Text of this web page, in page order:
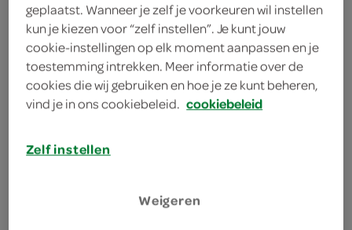
verwerkt in de winkelmand.
geplaatst. Wanneer je zelf je voorkeuren wil instellen
kun je kiezen voor “zelf instellen”. Je kunt jouw
cookie-instellingen op elk moment aanpassen en je
toestemming intrekken. Meer informatie over de
cookies die wij gebruiken en hoe je ze kunt beheren,
vind je in ons cookiebeleid. cookiebeleid
Zelf instellen
Weigeren